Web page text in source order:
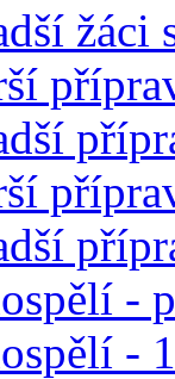
žáci
-
-